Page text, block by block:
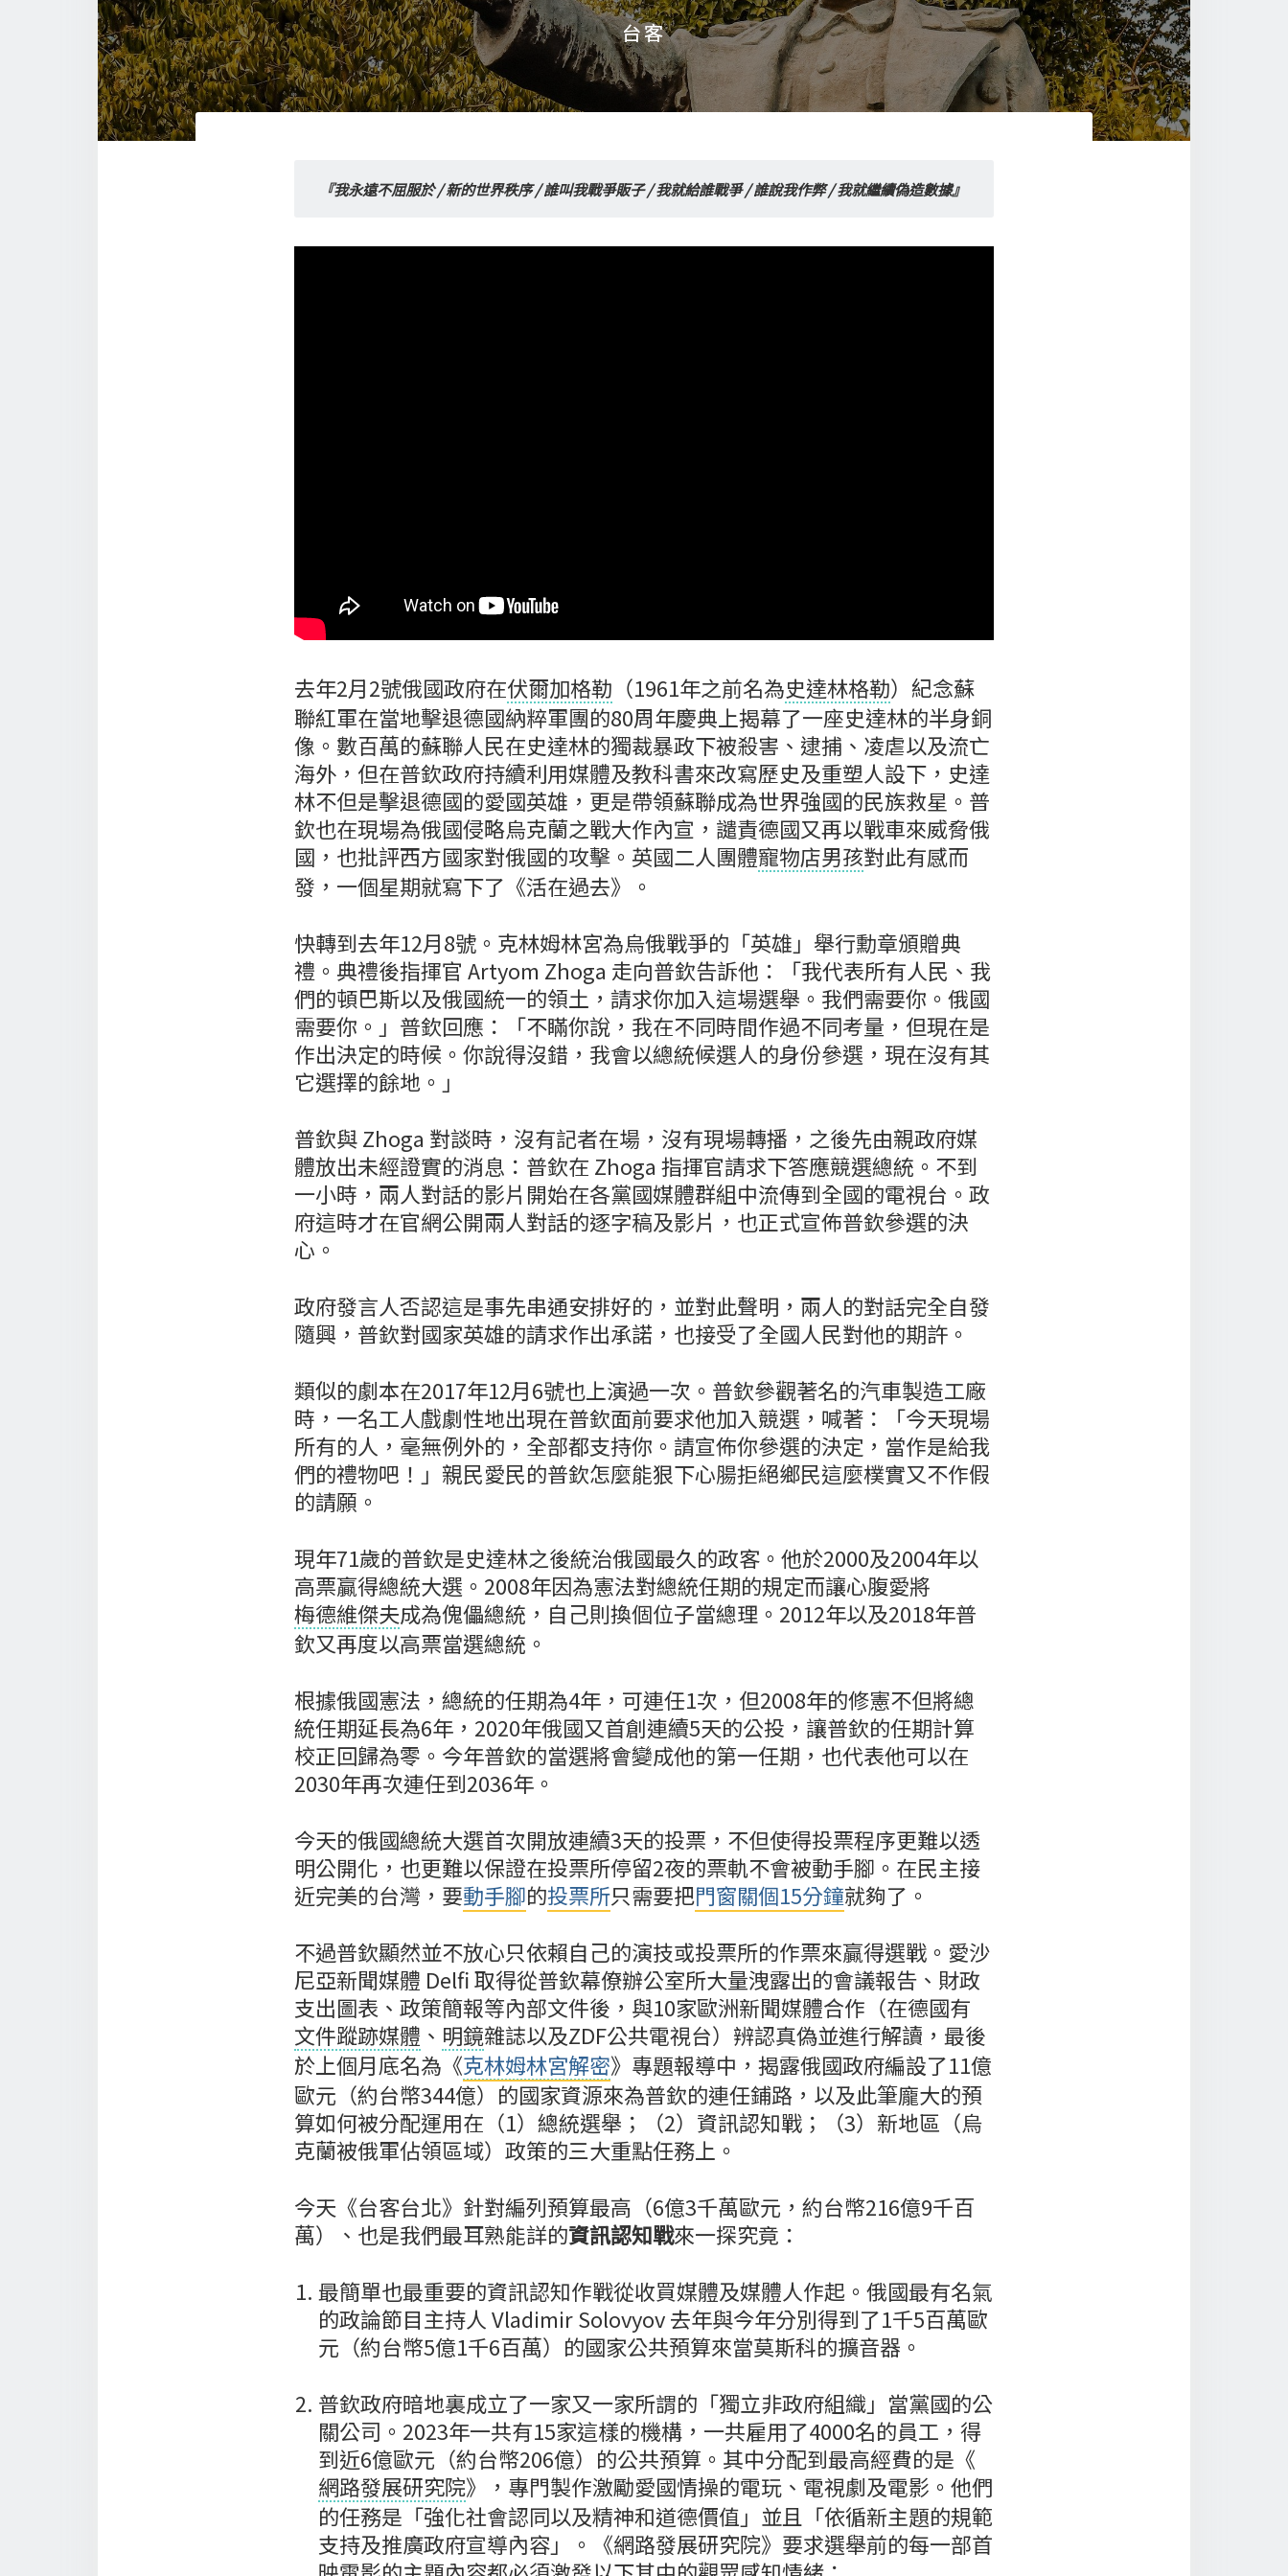
台客
台客
『我永遠不屈服於 / 新的世界秩序 / 誰叫我戰爭販子 / 我就給誰戰爭 / 誰說我作弊 / 我就繼續偽造數據』
去年2月2號俄國政府在伏爾加格勒 （1961年之前名為史達林格勒）紀念蘇
聯紅軍在當地擊退德國納粹軍團的80周年慶典上揭幕了一座史達林的半身銅
像。數百萬的蘇聯人民在史達林的獨裁暴政下被殺害、逮捕、凌虐以及流亡
海外，但在普欽政府持續利用媒體及教科書來改寫歷史及重塑人設下，史達
林不但是擊退德國的愛國英雄，更是帶領蘇聯成為世界強國的民族救星。普
欽也在現場為俄國侵略烏克蘭之戰大作內宣，譴責德國又再以戰車來威脅俄
國，也批評西方國家對俄國的攻擊。英國二人團體寵物店男孩對此有感而
發，一個星期就寫下了《活在過去》。
快轉到去年12月8號。克林姆林宮為烏俄戰爭的「英雄」舉行勳章頒贈典
禮。典禮後指揮官 Artyom Zhoga 走向普欽告訴他：「我代表所有人民、我
們的頓巴斯以及俄國統一的領土，請求你加入這場選舉。我們需要你。俄國
需要你。」普欽回應：「不瞞你說，我在不同時間作過不同考量，但現在是
作出決定的時候。你說得沒錯，我會以總統候選人的身份參選，現在沒有其
它選擇的餘地。」
普欽與 Zhoga 對談時，沒有記者在場，沒有現場轉播，之後先由親政府媒
體放出未經證實的消息：普欽在 Zhoga 指揮官請求下答應競選總統。不到
一小時，兩人對話的影片開始在各黨國媒體群組中流傳到全國的電視台。政
府這時才在官網公開兩人對話的逐字稿及影片，也正式宣佈普欽參選的決
心。
政府發言人否認這是事先串通安排好的，並對此聲明，兩人的對話完全自發
隨興，普欽對國家英雄的請求作出承諾，也接受了全國人民對他的期許。
類似的劇本在2017年12月6號也上演過一次。普欽參觀著名的汽車製造工廠
時，一名工人戲劇性地出現在普欽面前要求他加入競選，喊著：「今天現場
所有的人，毫無例外的，全部都支持你。請宣佈你參選的決定，當作是給我
們的禮物吧！」親民愛民的普欽怎麼能狠下心腸拒絕鄉民這麼樸實又不作假
的請願。
現年71歲的普欽是史達林之後統治俄國最久的政客。他於2000及2004年以
高票贏得總統大選。2008年因為憲法對總統任期的規定而讓心腹愛將
梅德維傑夫成為傀儡總統，自己則換個位子當總理。2012年以及2018年普
欽又再度以高票當選總統。
根據俄國憲法，總統的任期為4年，可連任1次，但2008年的修憲不但將總
統任期延長為6年，2020年俄國又首創連續5天的公投，讓普欽的任期計算
校正回歸為零。今年普欽的當選將會變成他的第一任期，也代表他可以在
2030年再次連任到2036年。
今天的俄國總統大選首次開放連續3天的投票，不但使得投票程序更難以透
明公開化，也更難以保證在投票所停留2夜的票軌不會被動手腳。在民主接
近完美的台灣，要動手腳的投票所只需要把門窗關個15分鐘就夠了。
不過普欽顯然並不放心只依賴自己的演技或投票所的作票來贏得選戰。愛沙
尼亞新聞媒體 Delfi 取得從普欽幕僚辦公室所大量洩露出的會議報告、財政
支出圖表、政策簡報等內部文件後，與10家歐洲新聞媒體合作（在德國有
文件蹤跡媒體 、 明鏡雜誌以及ZDF公共電視台）辨認真偽並進行解讀，最後
於上個月底名為《克林姆林宮解密》專題報導中，揭露俄國政府編設了11億
歐元（約台幣344億）的國家資源來為普欽的連任鋪路，以及此筆龐大的預
算如何被分配運用在（1）總統選舉；（2）資訊認知戰；（3）新地區（烏
克蘭被俄軍佔領區域）政策的三大重點任務上。
今天《台客台北》針對編列預算最高（6億3千萬歐元，約台幣216億9千百
萬）、也是我們最耳熟能詳的資訊認知戰來一探究竟：
最簡單也最重要的資訊認知作戰從收買媒體及媒體人作起。俄國最有名氣
的政論節目主持人 Vladimir Solovyov 去年與今年分別得到了1千5百萬歐
元（約台幣5億1千6百萬）的國家公共預算來當莫斯科的擴音器。
普欽政府暗地裏成立了一家又一家所謂的「獨立非政府組織」當黨國的公
關公司。2023年一共有15家這樣的機構，一共雇用了4000名的員工，得
到近6億歐元（約台幣206億）的公共預算。其中分配到最高經費的是《
網路發展研究院》，專門製作激勵愛國情操的電玩、電視劇及電影。他們
的任務是「強化社會認同以及精神和道德價值」並且「依循新主題的規範
支持及推廣政府宣導內容」。《網路發展研究院》要求選舉前的每一部首